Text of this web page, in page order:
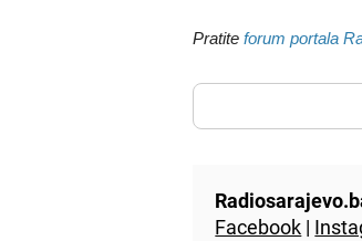
Pratiteforum portala
Facebook |